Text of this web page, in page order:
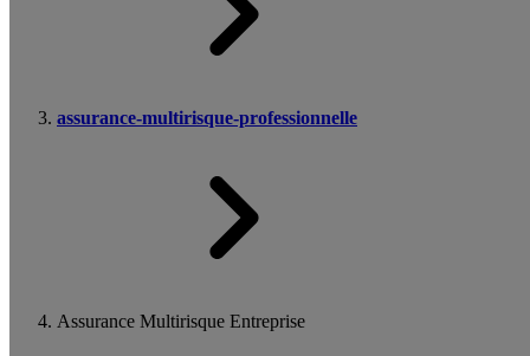
assurance-multirisque-professionnelle
Assurance Multirisque Entreprise